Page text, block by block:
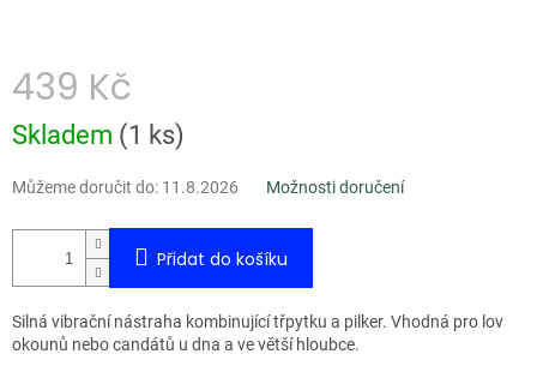
439 Kč
Měrná
cena:
Skladem (1 ks)
Můžeme doručit do: 11.8.2026 Možnosti doručení
Přidat do košíku
Silná vibrační nástraha kombinující třpytku a pilker. Vhodná pro lov
okounů nebo candátů u dna a ve větší hloubce.